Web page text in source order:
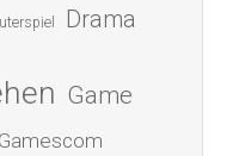
Drama
Game
Gamescom